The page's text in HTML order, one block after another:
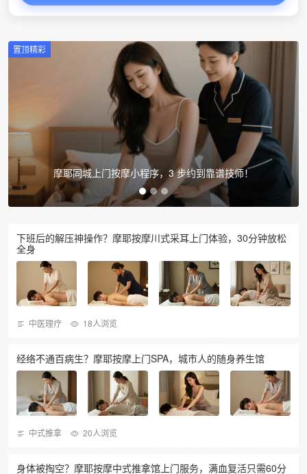
下班瘫倒不想动？摩耶上门全身 SPA，把放松直接搬回家！
置顶精彩
下班后的解压神操作？摩耶按摩川式采耳上门体验，30分钟放松
全身
中医理疗 18人浏览
经络不通百病生？摩耶按摩上门SPA，城市人的随身养生馆
中式推拿 20人浏览
身体被掏空？摩耶按摩中式推拿馆上门服务，满血复活只需60分